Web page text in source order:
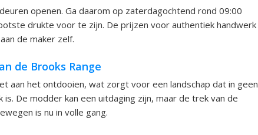
openen. Ga daarom op zaterdagochtend rond 09:00
drukte voor te zijn. De prijzen voor authentiek handwerk
de maker zelf.
de Brooks Range
aan het ontdooien, wat zorgt voor een landschap dat in geen
De modder kan een uitdaging zijn, maar de trek van de
is nu in volle gang.